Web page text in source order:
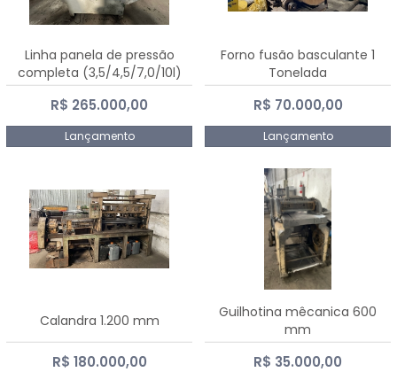
Linha panela de pressão
completa (3,5/4,5/7,0/10l)
R$ 265.000,00
Lançamento
Forno fusão basculante 1
Tonelada
R$ 70.000,00
Lançamento
Calandra 1.200 mm
R$ 180.000,00
Guilhotina mêcanica 600
mm
R$ 35.000,00